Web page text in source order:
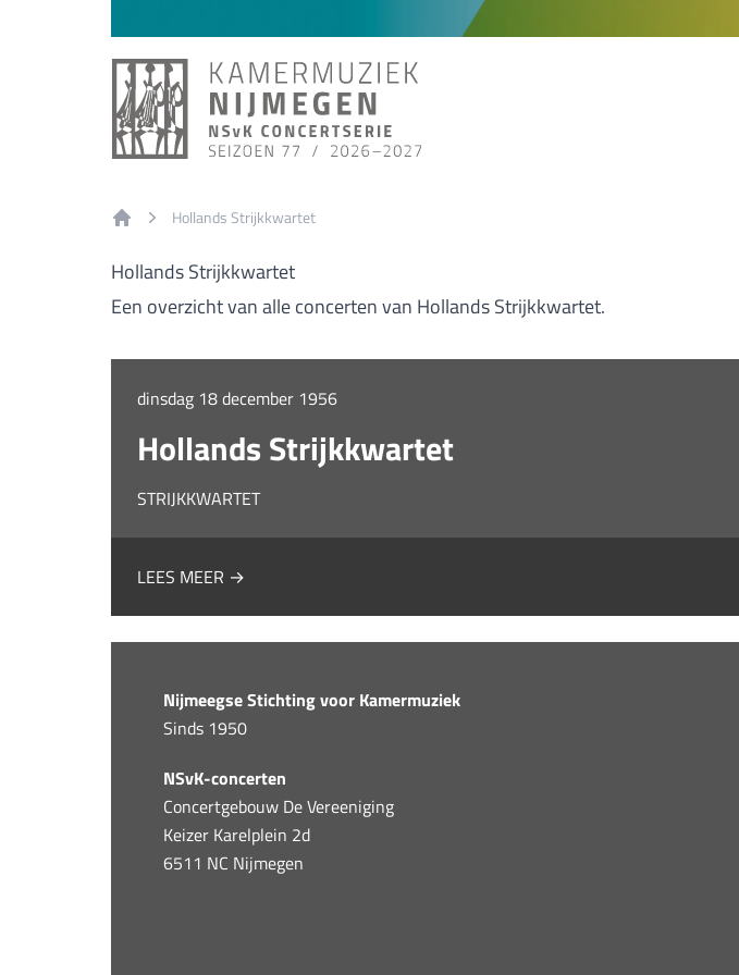
Hollands Strijkkwartet
Hollands Strijkkwartet
Een overzicht van alle concerten van Hollands Strijkkwartet.
dinsdag 18 december 1956
Hollands Strijkkwartet
STRIJKKWARTET
LEES MEER →
Nijmeegse Stichting voor Kamermuziek
Sinds 1950
NSvK-concerten
Concertgebouw De Vereeniging
Keizer Karelplein 2d
6511 NC Nijmegen